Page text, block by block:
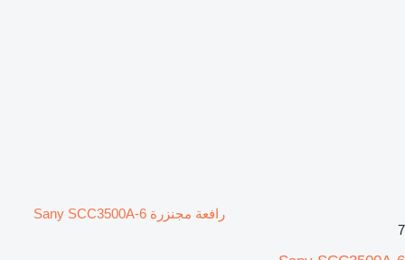
رافعة مجنزرة Sany SCC3500A-6
7